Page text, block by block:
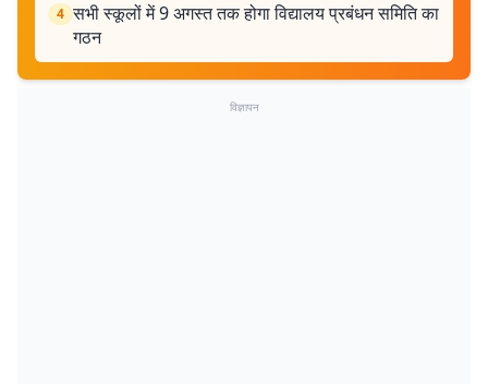
4 सभी स्कूलों में 9 अगस्त तक होगा विद्यालय प्रबंधन समिति का
गठन
विज्ञापन